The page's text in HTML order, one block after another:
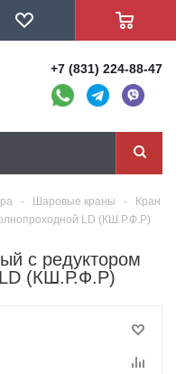
+7 (831) 224-88-47
- Шаровые краны -
Кран
LD (КШ.Р.Ф.Р)
с редуктором
(КШ.Р.Ф.Р)